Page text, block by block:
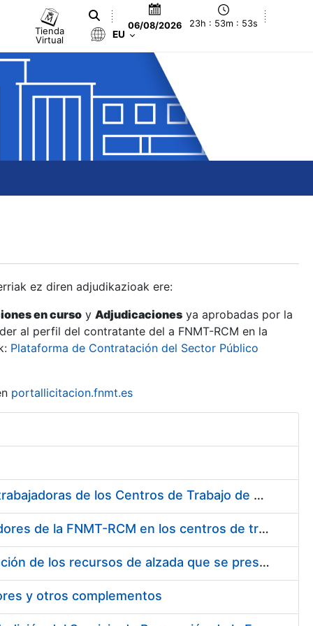
Tienda
Virtual
06/08/2026 23h : 53m : 53s
EU
ez diren adjudikazioak ere:
en curso y Adjudicaciones ya aprobadas por la
al perfil del contratante del a FNMT-RCM en la
Plataforma de Contratación del Sector Público
portallicitacion.fnmt.es
Suministro de Protectores Auditivos a medida para las personas trabajadoras de los Centros de Trabajo de Madrid y Burgos
Suministro de gafas graduadas antiproyecciones para los trabajadores de la FNMT-RCM en los centros de trabajo de Madrid y Burgos
Servicios de una empresa externa para el asesoramiento y resolución de los recursos de alzada que se presentan relacionados con procesos de selección para la FNMT-RCM
y otros complementos